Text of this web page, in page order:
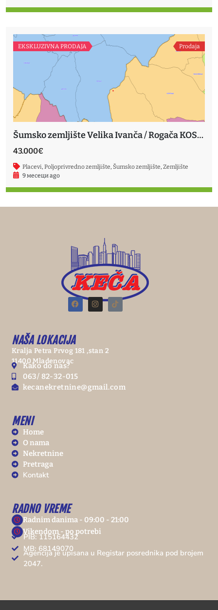
EKSKLUZIVNA PRODAJA Prodaja
Šumsko zemljište Velika Ivanča / Rogača KOSMAJ
43.000€
Placevi Poljoprivredno zemljište Šumsko zemljište Zemljište
9 месеци ago
NAŠA LOKACIJA
Kralja Petra Prvog 181 ,stan 2
11400 Mladenovac
Kako do nas?
063/ 82-32-015
kecanekretnine@gmail.com
MENI
Home
O nama
Nekretnine
Pretraga
Kontakt
RADNO VREME
Radnim danima - 09:00 - 21:00
Vikendom - po potrebi
PIB: 115164432
MB: 68149070
Agencija je upisana u Registar posrednika pod brojem
2047.